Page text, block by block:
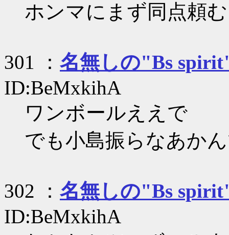
ホンマにまず同点頼む
301 ： 名無しの"Bs
ID:BeMxkihA
ワンボールええで
でも小島振らなあか
302 ： 名無しの"Bs
ID:BeMxkihA